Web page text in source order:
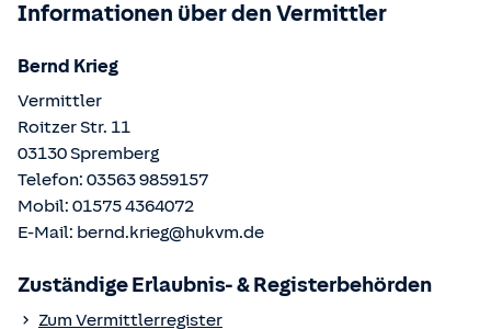
Informationen über den Vermittler
Bernd Krieg
Vermittler
Roitzer Str. 11
03130Spremberg
Telefon: 03563 9859157
Mobil: 01575 4364072
E-Mail: bernd.krieg@hukvm.de
Zuständige Erlaubnis- & Registerbehörden
Zum Vermittlerregister